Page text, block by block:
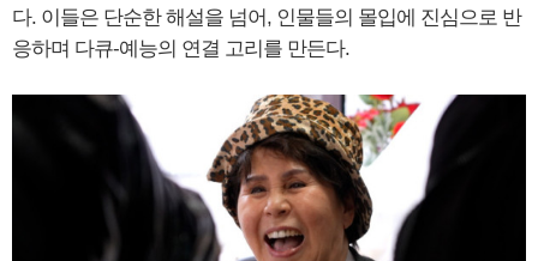
다. 이들은 단순한 해설을 넘어, 인물들의 몰입에 진심으로 반
응하며 다큐-예능의 연결 고리를 만든다.